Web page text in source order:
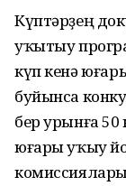
Күптәрҙең
уҡытыу
күп кенә
буйынса
бер урынға
юғары уҡыу